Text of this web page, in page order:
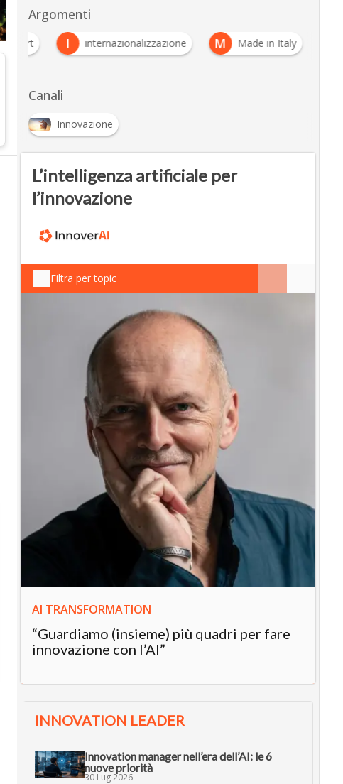
Argomenti
export I internazionalizzazione M Made in Italy
Canali
Innovazione
L’intelligenza artificiale per
l’innovazione
Filtra per topic
AI TRANSFORMATION
“Guardiamo (insieme) più quadri per fare
innovazione con l’AI”
INNOVATION LEADER
Innovation manager nell’era dell’AI: le 6
nuove priorità
30 Lug 2026